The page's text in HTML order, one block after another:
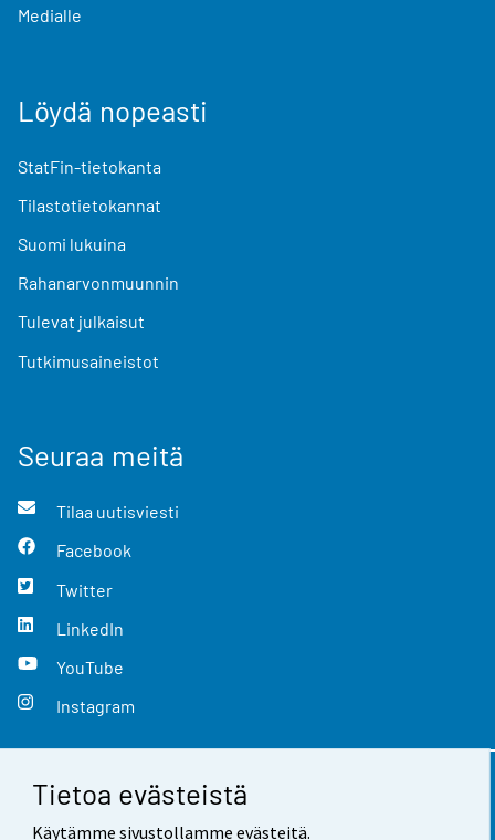
Tietoa evästeistä
Käytämme sivustollamme evästeitä.
Medialle
Löydä nopeasti
StatFin-tietokanta
Tilastotietokannat
Suomi lukuina
Rahanarvonmuunnin
Tulevat julkaisut
Tutkimusaineistot
Seuraa meitä
Tilaa uutisviesti
Facebook
Twitter
LinkedIn
YouTube
Instagram
Yhteystiedot